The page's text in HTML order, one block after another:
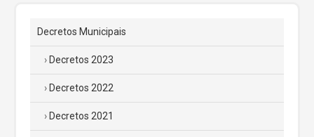
Decretos Municipais
Decretos 2023
Decretos 2022
Decretos 2021